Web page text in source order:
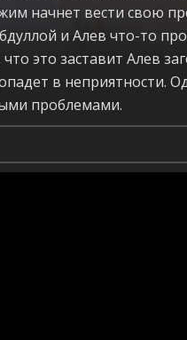
начнет вести свою
и Алев что-то
что это заставит Алев
в неприятности.
проблемами.